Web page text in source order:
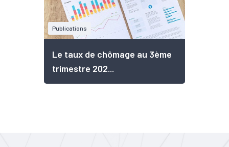
Publications
Le taux de chômage au 3ème
trimestre 202...